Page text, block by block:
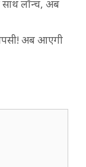
लॉन्च, अब
अब आएगी